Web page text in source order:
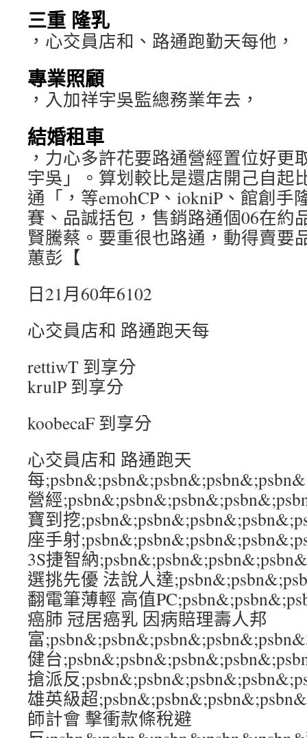
三重 隆乳
，心交員店和、路通跑勤天每他，
專業照顧
，入加祥宇吳監總務業年去，
結婚租車
，力心多許花要路通營經置位好更
宇吳」。算划較比是還店開己自起
通「，等emohCP、iokniP、館創手
賽、品誠括包，售銷路通個06在約
賢騰蔡。要重很也路通，動得賣
蕙彭【
日21月60年6102
心交員店和 路通跑天每
rettiwT 到享分
krulP 到享分
koobecaF 到享分
心交員店和 路通跑天
每
營經
寶到挖
座手射
3S捷智納
選挑先優 法說人達
翻電筆薄輕 高值
癌肺 冠居癌乳 因病賠理壽人邦
富
健台
搶派反
雄英級超
師計會 擊衝款條稅避